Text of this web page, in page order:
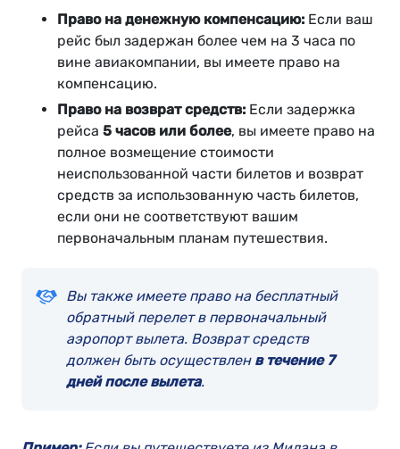
Право на денежную компенсацию: Если ваш
рейс был задержан более чем на 3 часа по
вине авиакомпании, вы имеете право на
компенсацию.
Право на возврат средств: Если задержка
рейса 5 часов или более, вы имеете право на
полное возмещение стоимости
неиспользованной части билетов и возврат
средств за использованную часть билетов,
если они не соответствуют вашим
первоначальным планам путешествия.
Вы также имеете право на бесплатный
обратный перелет в первоначальный
аэропорт вылета. Возврат средств
должен быть осуществлен в течение 7
дней после вылета.